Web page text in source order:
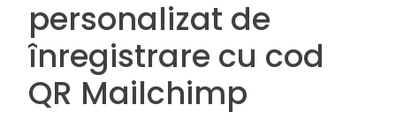
personalizat de
înregistrare cu cod
QR Mailchimp